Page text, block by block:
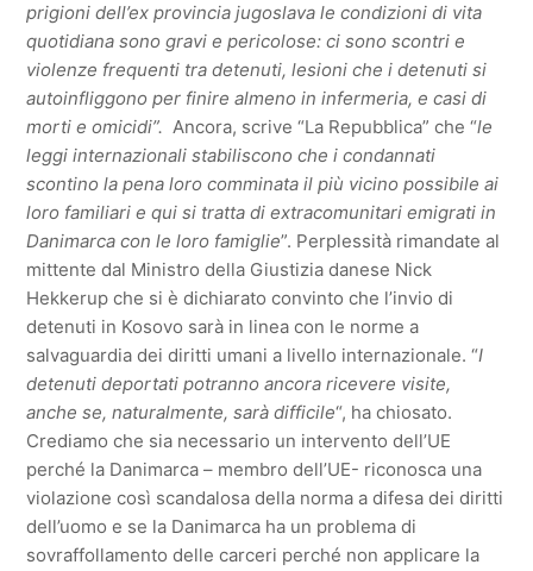
prigioni dell’ex provincia jugoslava le condizioni di vita
quotidiana sono gravi e pericolose: ci sono scontri e
violenze frequenti tra detenuti, lesioni che i detenuti si
autoinfliggono per finire almeno in infermeria, e casi di
morti e omicidi”. Ancora, scrive “La Repubblica” che “le
leggi internazionali stabiliscono che i condannati
scontino la pena loro comminata il più vicino possibile ai
loro familiari e qui si tratta di extracomunitari emigrati in
Danimarca con le loro famiglie”. Perplessità rimandate al
mittente dal Ministro della Giustizia danese Nick
Hekkerup che si è dichiarato convinto che l’invio di
detenuti in Kosovo sarà in linea con le norme a
salvaguardia dei diritti umani a livello internazionale. “I
detenuti deportati potranno ancora ricevere visite,
anche se, naturalmente, sarà difficile“, ha chiosato.
Crediamo che sia necessario un intervento dell’UE
perché la Danimarca – membro dell’UE- riconosca una
violazione così scandalosa della norma a difesa dei diritti
dell’uomo e se la Danimarca ha un problema di
sovraffollamento delle carceri perché non applicare la